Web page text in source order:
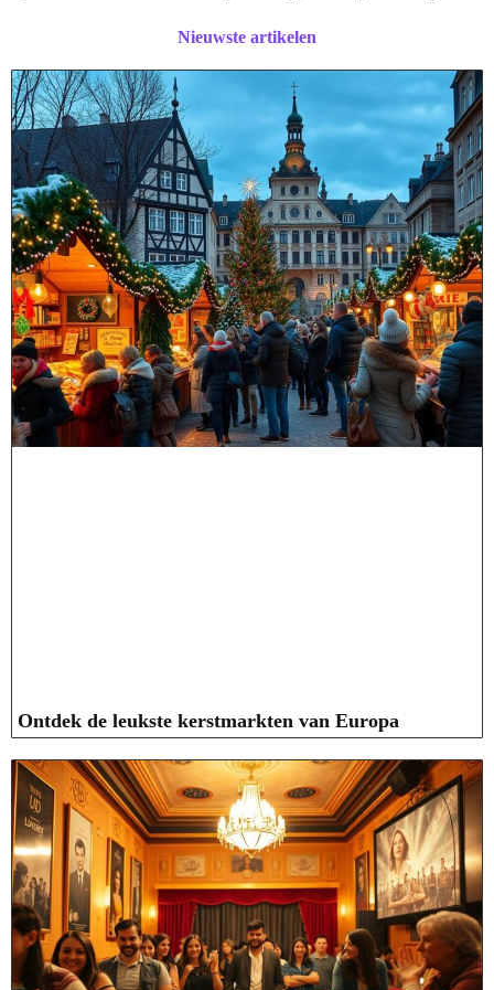
Nieuwste artikelen
Ontdek de leukste kerstmarkten van Europa